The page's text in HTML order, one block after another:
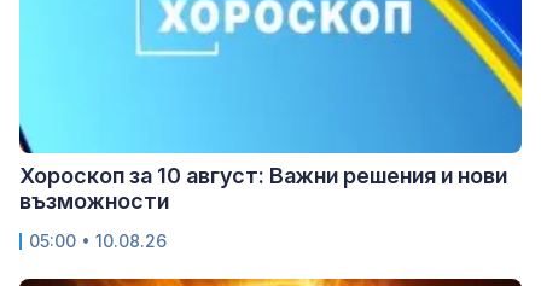
Хороскоп за 10 август: Важни решения и нови
възможности
05:00 • 10.08.26